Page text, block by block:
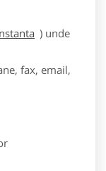
) unde
fax, email,